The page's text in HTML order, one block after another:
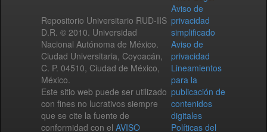
Repositorio Universitario RUD-IIS
D.R. © 2010. Universidad
Nacional Autónoma de México.
Ciudad Universitaria, Coyoacán,
C. P. 04510, Ciudad de México,
México.
Este sitio web puede ser utilizado
con fines no lucrativos siempre
que se cite la fuente de
conformidad con el AVISO
Aviso de
privacidad
simplificado
Aviso de
privacidad
Lineamientos
para la
publicación de
contenidos
digitales
Políticas del